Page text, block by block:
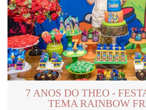
7 ANOS DO THEO -
TEMA RAINBOW